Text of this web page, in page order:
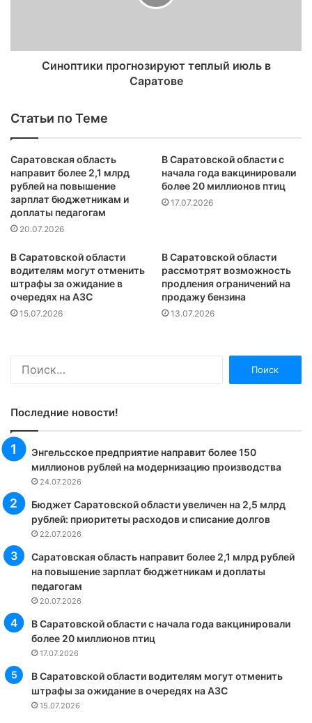
Синоптики прогнозируют теплый июль в
Саратове
Статьи по Теме
Саратовская область
направит более 2,1 млрд
рублей на повышение
зарплат бюджетникам и
доплаты педагогам
20.07.2026
В Саратовской области с
начала года вакцинировали
более 20 миллионов птиц
17.07.2026
В Саратовской области
водителям могут отменить
штрафы за ожидание в
очередях на АЗС
15.07.2026
В Саратовской области
рассмотрят возможность
продления ограничений на
продажу бензина
13.07.2026
Последние новости!
Энгельсское предприятие направит более 150
миллионов рублей на модернизацию производства
24.07.2026
Бюджет Саратовской области увеличен на 2,5 млрд
рублей: приоритеты расходов и списание долгов
22.07.2026
Саратовская область направит более 2,1 млрд рублей
на повышение зарплат бюджетникам и доплаты
педагогам
20.07.2026
В Саратовской области с начала года вакцинировали
более 20 миллионов птиц
17.07.2026
В Саратовской области водителям могут отменить
штрафы за ожидание в очередях на АЗС
15.07.2026